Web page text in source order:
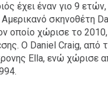
έχει έναν γιο 9
σκηνοθέτη
οποίο χώρισε το
Ο Daniel Craig, από
Ella, ενώ χώρισε